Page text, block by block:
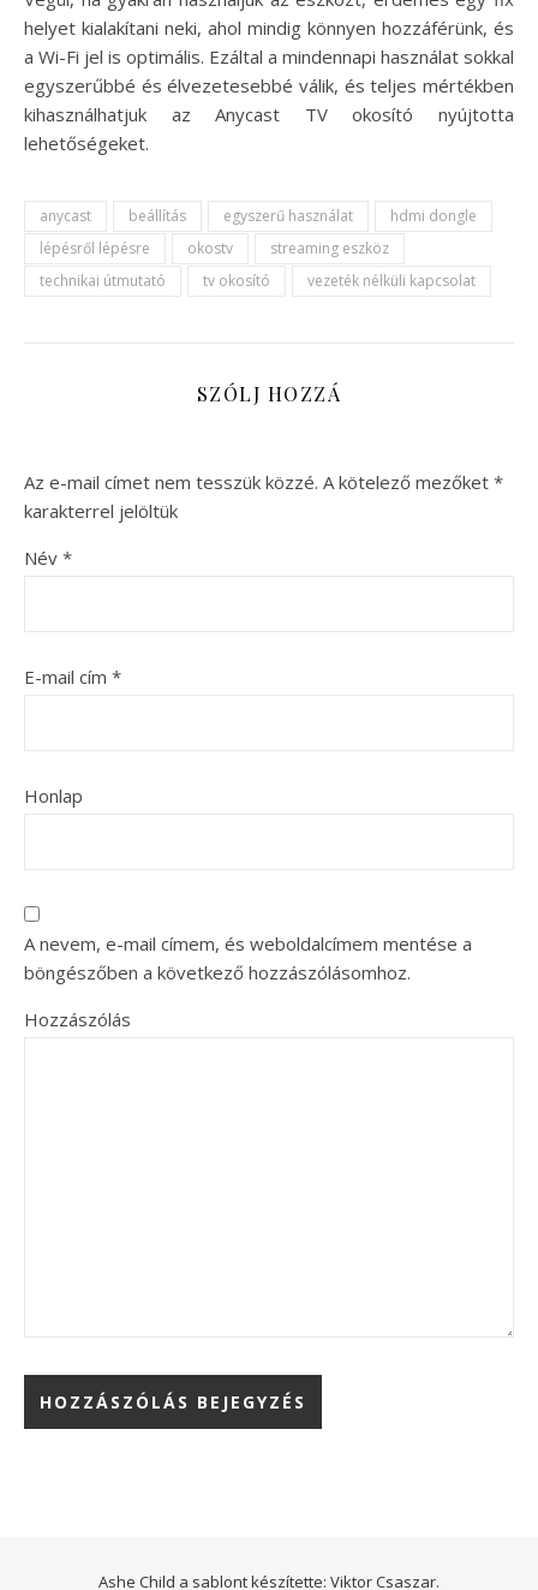
helyet kialakítani neki, ahol mindig könnyen hozzáférünk, és
a Wi-Fi jel is optimális. Ezáltal a mindennapi használat sokkal
egyszerűbbé és élvezetesebbé válik, és teljes mértékben
kihasználhatjuk az Anycast TV okosító nyújtotta
lehetőségeket.
anycast beállítás egyszerű használat
hdmi dongle
lépésről lépésre
okostv
streaming eszköz
technikai útmutató
tv okosító vezeték nélküli kapcsolat
SZÓLJ HOZZÁ
Az e-mail címet nem tesszük közzé. A kötelező mezőket *
karakterrel jelöltük
Név *
E-mail cím *
Honlap
A nevem, e-mail címem, és weboldalcímem mentése a
böngészőben a következő hozzászólásomhoz.
Hozzászólás
Ashe Child a sablont készítette: Viktor Csaszar.